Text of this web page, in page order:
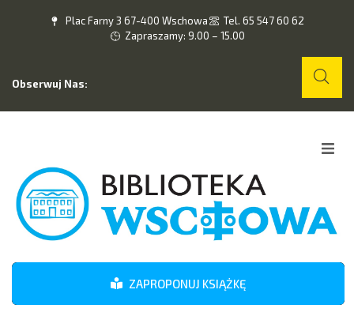
Plac Farny 3 67-400 Wschowa
Tel. 65 547 60 62
Zapraszamy: 9.00 – 15.00
Obserwuj Nas:
O nas
Wydarzenia
Kontakt
ZAPROPONUJ KSIĄŻKĘ